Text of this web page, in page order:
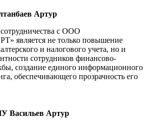
Артур
с ООО
является не только повышение
и налогового учета, но и
сотрудников финансово-
создание единого информационного
обеспечивающего прозрачность его
Васильев Артур